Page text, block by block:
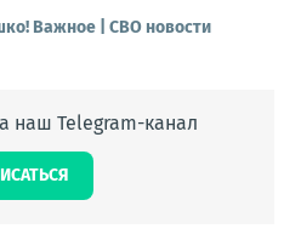
Важное | СВО новости
наш Telegram-канал